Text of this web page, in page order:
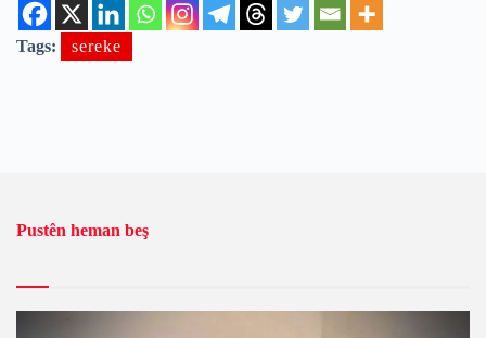
Tags: sereke
Pustên heman beş